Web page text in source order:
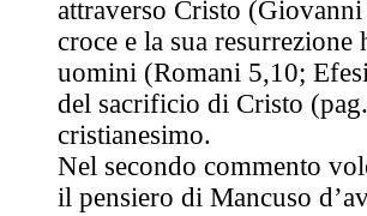
attraverso Cristo
croce e la sua
uomini (Romani 5,10;
del sacrificio di Cristo
cristianesimo.
Nel secondo commento
il pensiero di Mancuso